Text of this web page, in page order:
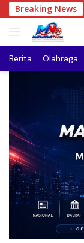
Langsung
ke
Breaking News
Klenteng Kwan
Berita Olahraga